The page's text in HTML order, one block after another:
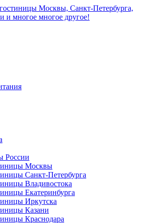
России
Mосквы
Санкт-Петербурга
Владивостока
Екатеринбурга
Иркутска
Казани
Краснодара